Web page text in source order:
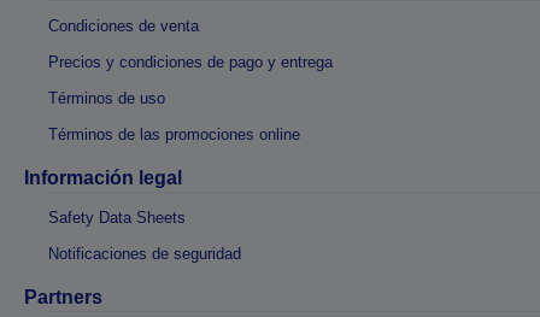
Condiciones de venta
Precios y condiciones de pago y entrega
Términos de uso
Términos de las promociones online
Información legal
Safety Data Sheets
Notificaciones de seguridad
Partners